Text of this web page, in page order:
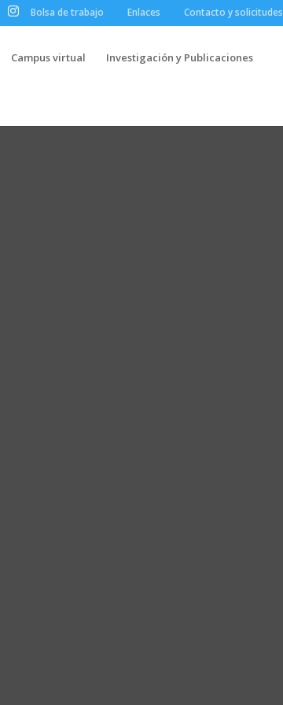
Bolsa de trabajo Enlaces Contacto y solicitudes
Campus virtual Investigación y Publicaciones